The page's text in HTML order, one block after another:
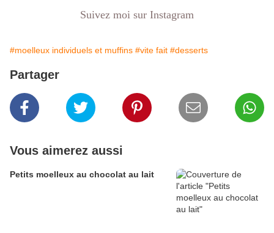
Suivez moi sur Instagram
#moelleux individuels et muffins #vite fait #desserts
Partager
Vous aimerez aussi
Petits moelleux au chocolat au lait